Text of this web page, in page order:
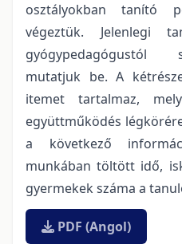
osztályokban tanító
végeztük. Jelenlegi
gyógypedagógustól
mutatjuk be. A
itemet tartalmaz,
együttműködés
a következő
munkában töltött idő,
gyermekek száma a
PDF (Angol)